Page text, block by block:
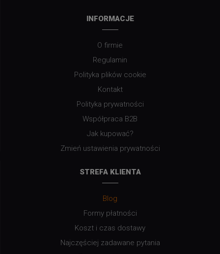
INFORMACJE
O firmie
Regulamin
Polityka plików cookie
Kontakt
Polityka prywatności
Współpraca B2B
Jak kupować?
Zmień ustawienia prywatności
STREFA KLIENTA
Blog
Formy płatności
Koszt i czas dostawy
Najczęściej zadawane pytania